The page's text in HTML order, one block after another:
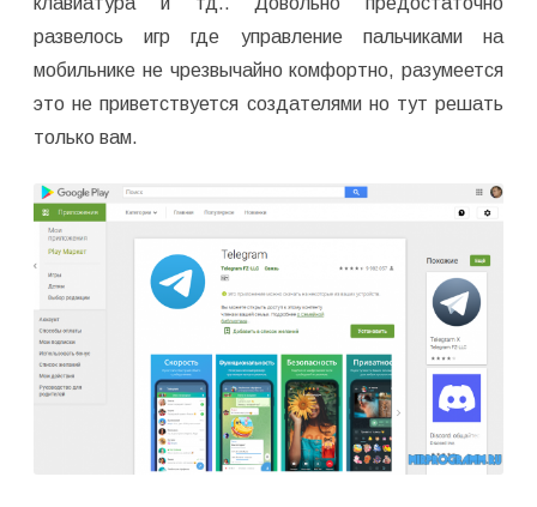
развелось игр где управление пальчиками на
мобильнике не чрезвычайно комфортно, разумеется
это не приветствуется создателями но тут решать
только вам.